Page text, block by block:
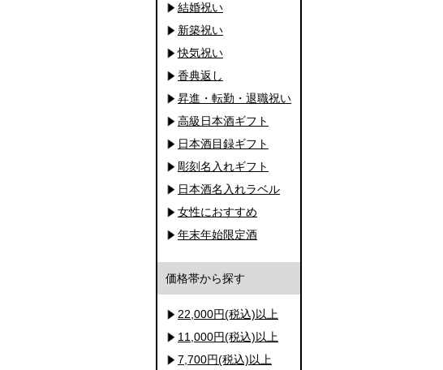
結婚祝い
新築祝い
快気祝い
香典返し
昇進・転勤・退職祝い
高級日本酒ギフト
日本酒目録ギフト
彫刻名入れギフト
日本酒名入れラベル
女性におすすめ
年末年始限定酒
価格帯から探す
22,000円(税込)以上
11,000円(税込)以上
7,700円(税込)以上